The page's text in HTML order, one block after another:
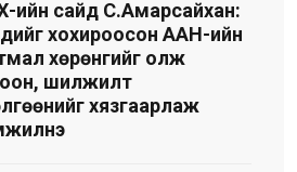
ийн сайд С.Амарсайхан:
хохироосон ААН-ийн
хөрөнгийг олж
шилжилт
хязгаарлаж